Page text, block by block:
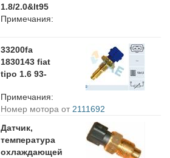
1.8/2.0&lt95
Примечания:
33200fa
1830143 fiat
tipo 1.6 93-
Примечания:
Номер мотора от 2111692
Датчик,
температура
охлаждающей